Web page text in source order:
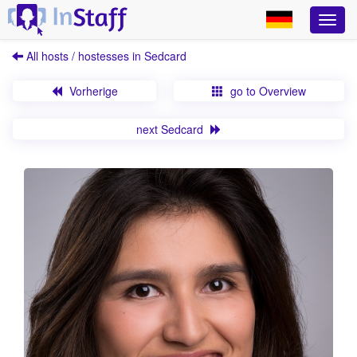
All hosts / hostesses in Sedcard
Vorherige go to Overview
next Sedcard